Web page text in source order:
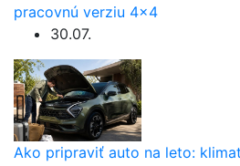
pracovnú verziu 4×4
30.07.
Ako pripraviť auto na leto: